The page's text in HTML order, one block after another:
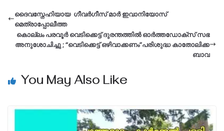
ദൈവസ്നേഹിയായ ഗീവർഗീസ് മാർ ഇവാനിയോസ്
മെത്രാപ്പോലീത്ത
കൊല്ലം പരവൂർ വെടിക്കെട്ട്‌ ദുരന്തത്തിൽ ഓർത്തഡോക്സ്‌ സഭ
അനുശോചിച്ചു ; “വെടിക്കെട്ട്‌ ഒഴിവാക്കണം”പരിശുദ്ധ കാതോലിക്ക
ബാവ
You May Also Like